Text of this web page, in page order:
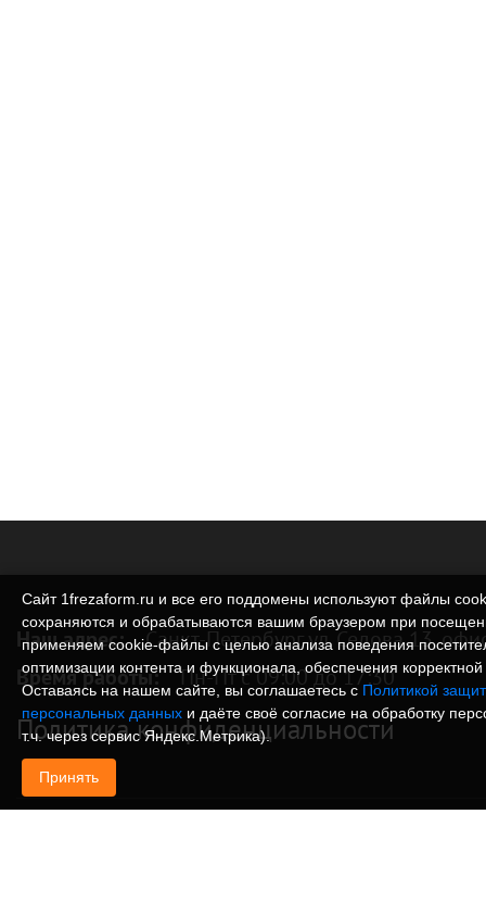
Наш адрес: Санкт-Петербург ул. Седова 13,
Время работы: Пн-Пт с 09:00 до 17:30
Политика конфиденциальности
Сайт 1frezaform.ru и все его поддомены используют файлы
сохраняются и обрабатываются вашим браузером при
применяем cookie‑файлы с целью анализа поведения
оптимизации контента и функционала, обеспечения
Оставаясь на нашем сайте, вы соглашаетесь с Политикой
персональных данных и даёте своё согласие на обработку
т.ч. через сервис Яндекс.Метрика).
Принять